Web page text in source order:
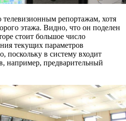
телевизионным репортажам, хотя
этажа. Видно, что он поделен
стоит большое число
текущих параметров
поскольку в систему входит
например, предварительный